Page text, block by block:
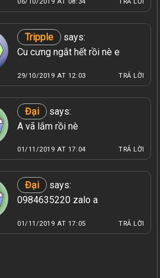
Tripple
says:
Cu cưng ngắt hết rồi nè e
29/10/2019 AT 12:03 TRẢ LỜI
Đại
says:
A vã lắm rồi nè
01/11/2019 AT 17:04 TRẢ LỜI
Đại
says:
0984635220 zalo a
01/11/2019 AT 17:05 TRẢ LỜI